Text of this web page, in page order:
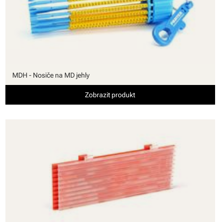
MDH - Nosiče na MD jehly
Zobrazit produkt